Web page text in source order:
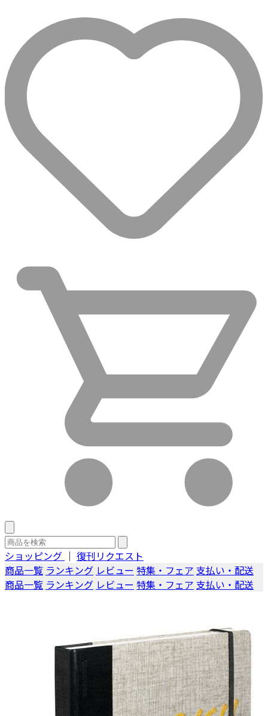
ショッピング ｜ 復刊リクエスト
商品一覧 ランキング レビュー 特集・フェア 支払い・配送
商品一覧 ランキング レビュー 特集・フェア 支払い・配送